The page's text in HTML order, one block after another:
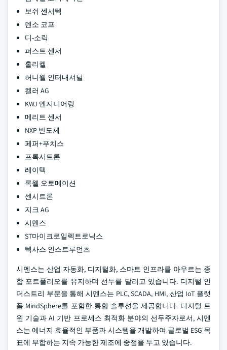
보쉬 센서텍
덴소 코프
디-소릭
퍼스트 센서
홀리켈
허니웰 인터내셔널
켈러 AG
KWJ 엔지니어링
메리트 센서
NXP 반도체
페퍼+푸치스
프록시트론
레이텍
록웰 오토메이션
센시트론
지크 AG
시멘스
ST마이크로일렉트로닉스
텍사스 인스트루먼츠
시멘스는 산업 자동화, 디지털화, 스마트 인프라를 아우르는 종
합 포트폴리오를 유지하며 선두를 달리고 있습니다. 디지털 인
더스트리 부문을 통해 시멘스는 PLC, SCADA, HMI, 산업 IoT 플랫
폼 MindSphere를 포함한 통합 솔루션을 제공합니다. 디지털 트
윈 기술과 AI 기반 프로세스 최적화 분야의 선두주자로서, 시멘
스는 에너지 효율적인 부품과 시스템을 개발하여 글로벌 ESG 목
표에 부합하는 지속 가능한 제조에 중점을 두고 있습니다.